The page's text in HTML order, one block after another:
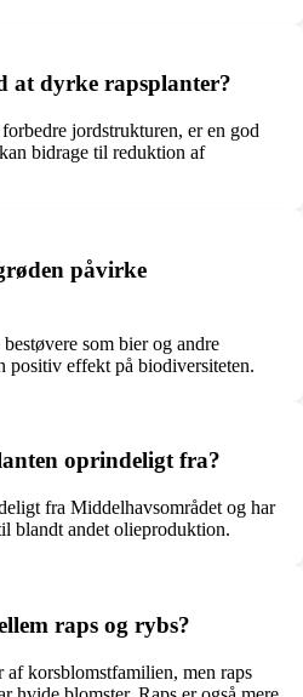
at dyrke rapsplanter?
jordstrukturen, er en god
bidrage til reduktion af
påvirke
som bier og andre
positiv effekt på biodiversiteten.
oprindeligt fra?
fra Middelhavsområdet og har
blandt andet olieproduktion.
raps og rybs?
af korsblomstfamilien, men raps